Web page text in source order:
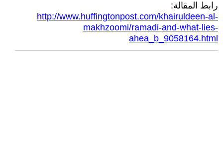
رابط المقالة:
http://www.huffingtonpost.com/khairuldeen-al-
makhzoomi/ramadi-and-what-lies-
ahea_b_9058164.html